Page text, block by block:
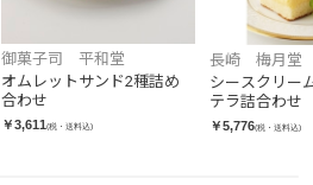
御菓子司 平和堂
オムレットサンド2種詰め
合わせ
￥3,611(税・送料込)
長崎 梅月堂
シースクリー
テラ詰合わせ
￥5,776(税・送料込)